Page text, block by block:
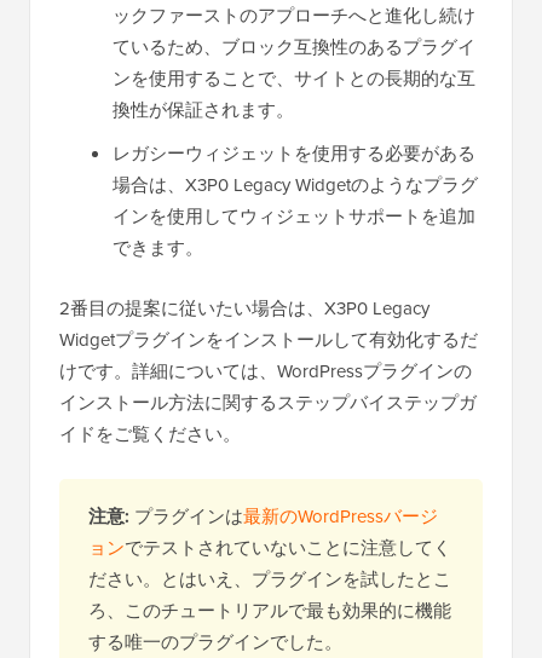
ックファーストのアプローチへと進化し続け
ているため、ブロック互換性のあるプラグイ
ンを使用することで、サイトとの長期的な互
換性が保証されます。
レガシーウィジェットを使用する必要がある
場合は、X3P0 Legacy Widgetのようなプラグ
インを使用してウィジェットサポートを追加
できます。
2番目の提案に従いたい場合は、X3P0 Legacy
Widgetプラグインをインストールして有効化するだ
けです。詳細については、WordPressプラグインの
インストール方法に関するステップバイステップガ
イドをご覧ください。
注意: プラグインは最新のWordPressバージ
ョンでテストされていないことに注意してく
ださい。とはいえ、プラグインを試したとこ
ろ、このチュートリアルで最も効果的に機能
する唯一のプラグインでした。